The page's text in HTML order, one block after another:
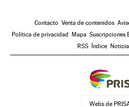
Contacto Venta de contenidos
Política de privacidad Mapa Suscripciones
RSS Índice
Webs de